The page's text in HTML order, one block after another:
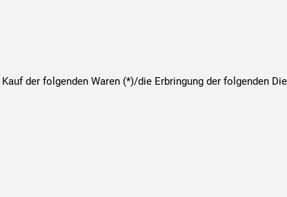
der folgenden Waren (*)/die Erbringung der folgenden